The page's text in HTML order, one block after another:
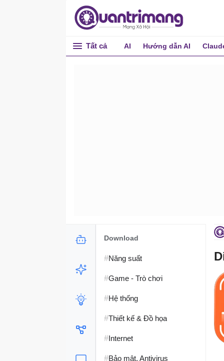
Tất cả AI Hướng dẫn AI
Download
#Năng suất
#Game - Trò chơi
#Hệ thống
#Thiết kế & Đồ họa
#Internet
#Bảo mật, Antivirus